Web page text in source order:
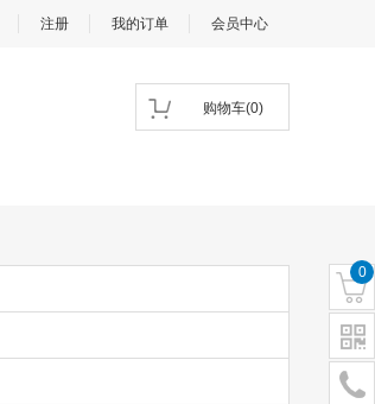
注册 我的订单 会员中心
购物车(0)
0